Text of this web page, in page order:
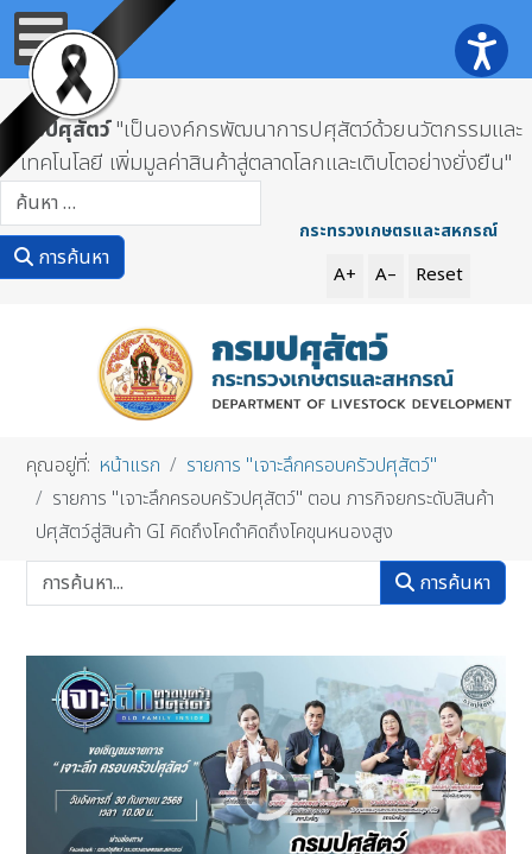
กรมปศุสัตว์"เป็นองค์กรพัฒนาการปศุสัตว์ด้วยนวัตกรรมและ
เทคโนโลยี เพิ่มมูลค่าสินค้าสู่ตลาดโลกและเติบโตอย่างยั่งยืน"
การค้นหา
กระทรวงเกษตรและสหกรณ์
A+ A– Reset
คุณอยู่ที่: หน้าแรก
รายการ "เจาะลึกครอบครัวปศุสัตว์"
รายการ "เจาะลึกครอบครัวปศุสัตว์" ตอน ภารกิจยกระดับสินค้า
ปศุสัตว์สู่สินค้า GI คิดถึงโคดำคิดถึงโคขุนหนองสูง
การค้นหา